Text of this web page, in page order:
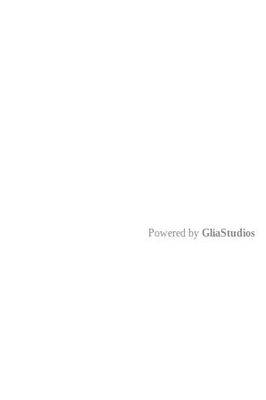
Powered by GliaStudios